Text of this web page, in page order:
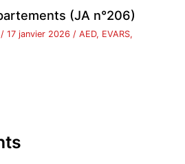
(JA n°206)
/17 janvier 2026 /AED, EVARS,